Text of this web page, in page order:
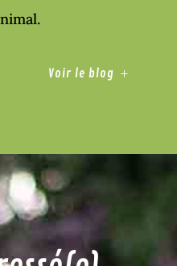
Voir le blog